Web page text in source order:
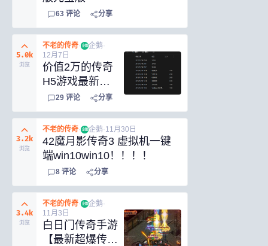
63 评论 分享
5.0k
浏览
不老的传奇· 企鹅 企鹅·
12月7日
价值2万的传奇
H5游戏最新版
源码
29 评论 分享
3.2k
浏览
不老的传奇· 企鹅 企鹅·11月30日
42魔月影传奇3 虚拟机一键
端win10win10！！！！
8 评论 分享
3.4k
浏览
不老的传奇· 企鹅 企鹅·
11月3日
白日门传奇手游
【最新超爆传